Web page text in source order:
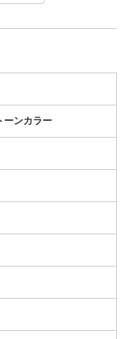
ーンカラー